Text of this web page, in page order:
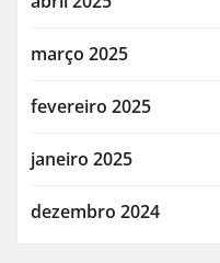
março 2025
fevereiro 2025
janeiro 2025
dezembro 2024